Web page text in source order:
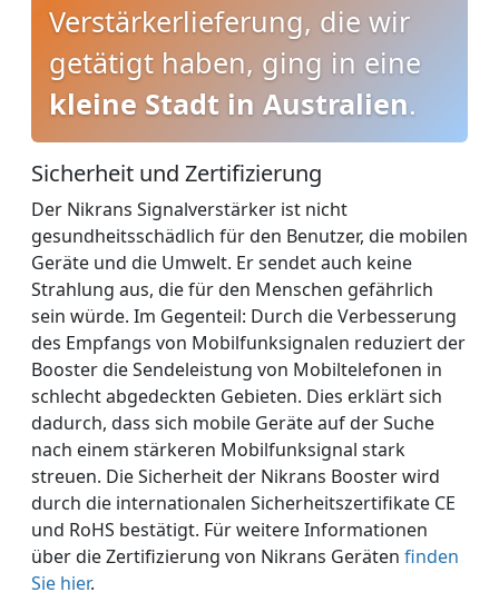
Verstärkerlieferung, die wir
getätigt haben, ging in eine
kleine Stadt in Australien.
Sicherheit und Zertifizierung
Der Nikrans Signalverstärker ist nicht
gesundheitsschädlich für den Benutzer, die mobilen
Geräte und die Umwelt. Er sendet auch keine
Strahlung aus, die für den Menschen gefährlich
sein würde. Im Gegenteil: Durch die Verbesserung
des Empfangs von Mobilfunksignalen reduziert der
Booster die Sendeleistung von Mobiltelefonen in
schlecht abgedeckten Gebieten. Dies erklärt sich
dadurch, dass sich mobile Geräte auf der Suche
nach einem stärkeren Mobilfunksignal stark
streuen. Die Sicherheit der Nikrans Booster wird
durch die internationalen Sicherheitszertifikate CE
und RoHS bestätigt. Für weitere Informationen
über die Zertifizierung von Nikrans Geräten finden
Sie hier.